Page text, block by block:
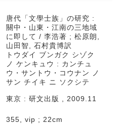
唐代「文學士族」の研究 :
關中・山東・江南の三地域
に即して / 李浩著 ; 松原朗,
山田智, 石村貴博訳
トウダイ ブンガク シゾク
ノ ケンキュウ : カンチュ
ウ・サントウ・コウナン ノ
サン チイキ ニ ソクシテ
東京 : 研文出版 , 2009.11
355, vip ; 22cm